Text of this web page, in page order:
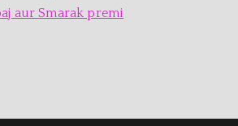
aur Smarak premi